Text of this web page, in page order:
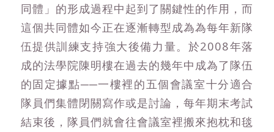
同體」的形成過程中起到了關鍵性的作用，而
這個共同體如今正在逐漸轉型成為為每年新隊
伍提供訓練支持強大後備力量。於2008年落
成的法學院陳明樓在過去的幾年中成為了隊伍
的固定據點──一樓裡的五個會議室十分適合
隊員們集體閉關寫作或是討論，每年期末考試
結束後，隊員們就會往會議室裡搬來抱枕和毯